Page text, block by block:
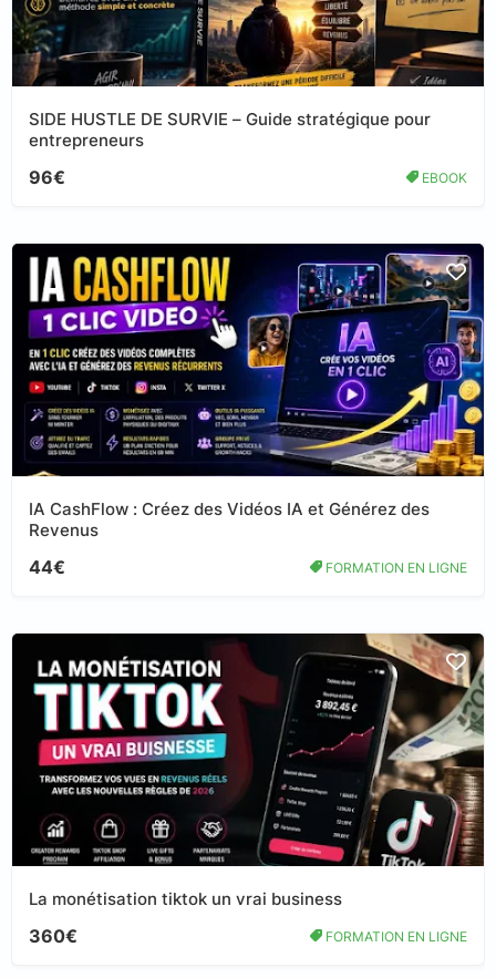
SIDE HUSTLE DE SURVIE – Guide stratégique pour
entrepreneurs
96€ EBOOK
IA CashFlow : Créez des Vidéos IA et Générez des
Revenus
44€ FORMATION EN LIGNE
La monétisation tiktok un vrai business
360€ FORMATION EN LIGNE